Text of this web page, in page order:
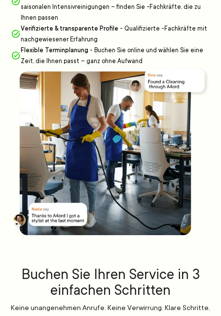
saisonalen Intensivreinigungen – finden Sie -Fachkräfte, die zu
Ihnen passen
Verifizierte & transparente Profile - Qualifizierte -Fachkräfte mit
nachgewiesener Erfahrung
Flexible Terminplanung - Buchen Sie online und wählen Sie eine
Zeit, die Ihnen passt – ganz ohne Aufwand
Buchen Sie Ihren Service in 3
einfachen Schritten
Keine unangenehmen Anrufe. Keine Verwirrung. Klare Schritte,